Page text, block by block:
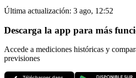
Última actualización: 3 ago, 12:52
Descarga la app para más
Accede a mediciones históricas y
previsiones